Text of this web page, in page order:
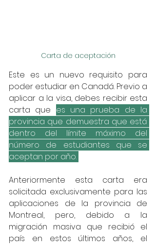
Carta de aceptación
Este es un nuevo requisito para
poder estudiar en Canadá. Previo a
aplicar a la visa, debes recibir esta
carta que es una prueba de la
provincia que demuestra que está
dentro del límite máximo del
número de estudiantes que se
aceptan por año.
Anteriormente esta carta era
solicitada exclusivamente para las
aplicaciones de la provincia de
Montreal, pero, debido a la
migración masiva que recibió el
país en estos últimos años, el